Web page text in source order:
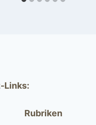
Links:
Rubriken